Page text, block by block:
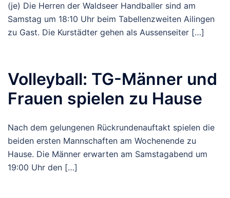
(je) Die Herren der Waldseer Handballer sind am
Samstag um 18:10 Uhr beim Tabellenzweiten Ailingen
zu Gast. Die Kurstädter gehen als Aussenseiter […]
Volleyball: TG-Männer und
Frauen spielen zu Hause
Nach dem gelungenen Rückrundenauftakt spielen die
beiden ersten Mannschaften am Wochenende zu
Hause. Die Männer erwarten am Samstagabend um
19:00 Uhr den […]